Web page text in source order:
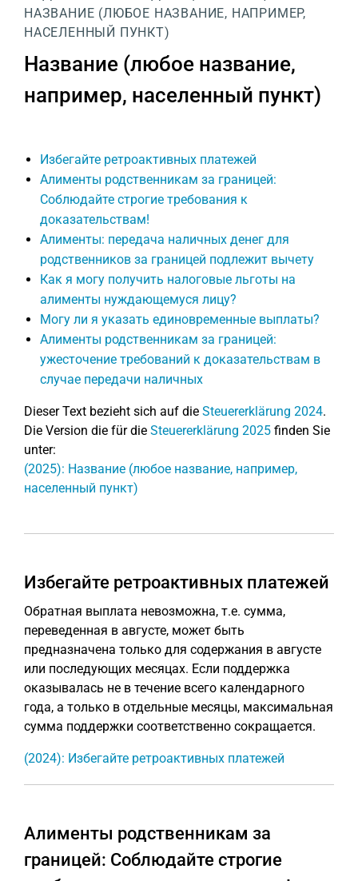
НАЗВАНИЕ (ЛЮБОЕ НАЗВАНИЕ, НАПРИМЕР,
НАСЕЛЕННЫЙ ПУНКТ)
Название (любое название,
например, населенный пункт)
Избегайте ретроактивных платежей
Алименты родственникам за границей:
Соблюдайте строгие требования к
доказательствам!
Алименты: передача наличных денег для
родственников за границей подлежит вычету
Как я могу получить налоговые льготы на
алименты нуждающемуся лицу?
Могу ли я указать единовременные выплаты?
Алименты родственникам за границей:
ужесточение требований к доказательствам в
случае передачи наличных
Dieser Text bezieht sich auf die Steuererklärung 2024.
Die Version die für die Steuererklärung 2025 finden Sie
unter:
(2025): Название (любое название, например,
населенный пункт)
Избегайте ретроактивных платежей
Обратная выплата невозможна, т.е. сумма,
переведенная в августе, может быть
предназначена только для содержания в августе
или последующих месяцах. Если поддержка
оказывалась не в течение всего календарного
года, а только в отдельные месяцы, максимальная
сумма поддержки соответственно сокращается.
(2024): Избегайте ретроактивных платежей
Алименты родственникам за
границей: Соблюдайте строгие